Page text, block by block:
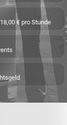
€ pro Stunde